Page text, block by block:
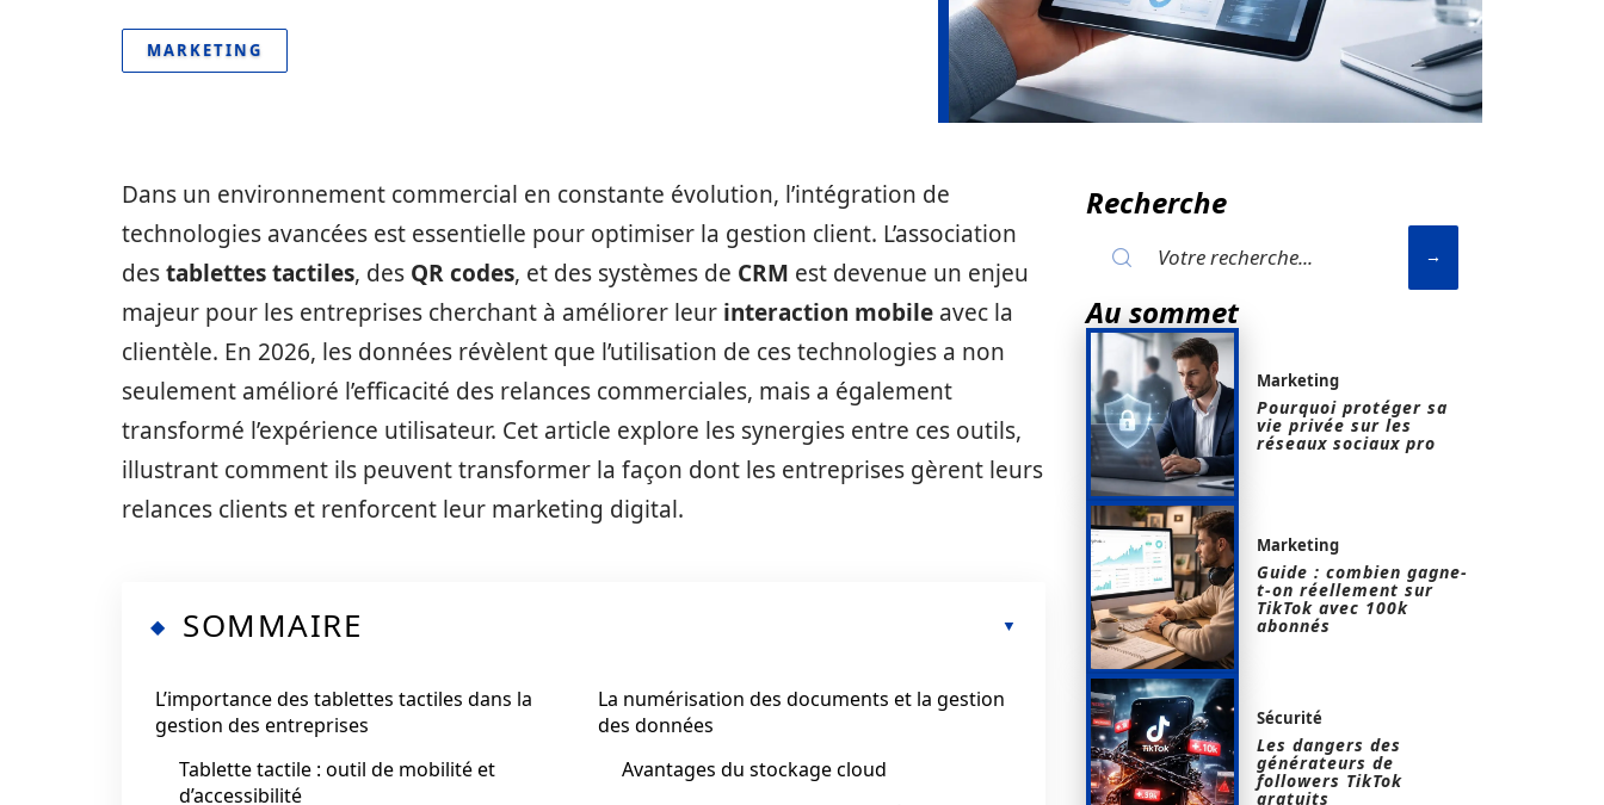
MARKETING
Dans un environnement commercial en constante évolution, l’intégration de
technologies avancées est essentielle pour optimiser la gestion client. L’association
destablettes tactiles, des QR codes, et des systèmes de CRM est devenue un enjeu
majeur pour les entreprises cherchant à améliorer leur interaction mobile avec la
clientèle. En 2026, les données révèlent que l’utilisation de ces technologies a non
seulement amélioré l’efficacité des relances commerciales, mais a également
transformé l’expérience utilisateur. Cet article explore les synergies entre ces outils,
illustrant comment ils peuvent transformer la façon dont les entreprises gèrent leurs
relances clients et renforcent leur marketing digital.
SOMMAIRE
L’importance des tablettes tactiles dans la
gestion des entreprises
Tablette tactile : outil de mobilité et
d’accessibilité
La numérisation des documents et la gestion
des données
Avantages du stockage cloud
Recherche
Au sommet
Marketing
Pourquoi protéger sa
vie privée sur les
réseaux sociaux pro
Marketing
Guide : combien gagne-
t-on réellement sur
TikTok avec 100k
abonnés
Sécurité
Les dangers des
générateurs de
followers TikTok
gratuits